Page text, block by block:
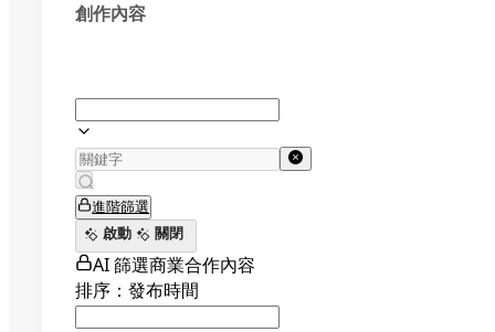
創作內容
進階篩選
啟動
關閉
AI 篩選商業合作內容
排序：發布時間